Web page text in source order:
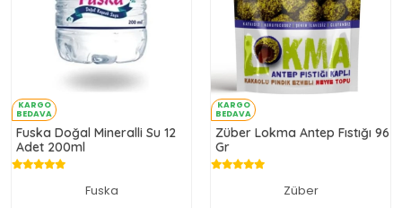
KARGO
BEDAVA
Fuska Doğal Mineralli Su 12
Adet 200ml
Fuska
254.99 TL
KARGO
BEDAVA
Züber Lokma Antep Fıstığı 96
Gr
Züber
337.99 TL